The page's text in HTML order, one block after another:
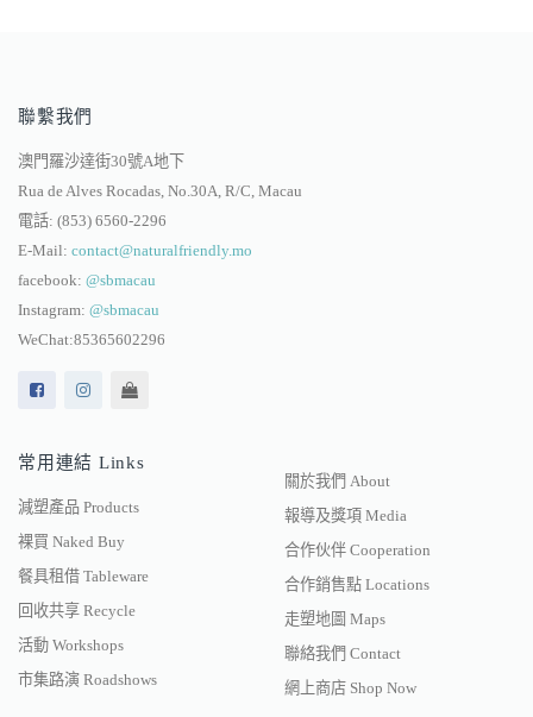
聯繫我們
澳門羅沙達街30號A地下
Rua de Alves Rocadas, No.30A, R/C, Macau
電話: (853) 6560-2296
E-Mail: contact@naturalfriendly.mo
facebook: @sbmacau
Instagram: @sbmacau
WeChat:85365602296
常用連結 Links
減塑產品 Products
裸買 Naked Buy
餐具租借 Tableware
回收共享 Recycle
活動 Workshops
市集路演 Roadshows
關於我們 About
報導及獎項 Media
合作伙伴 Cooperation
合作銷售點 Locations
走塑地圖 Maps
聯絡我們 Contact
網上商店 Shop Now